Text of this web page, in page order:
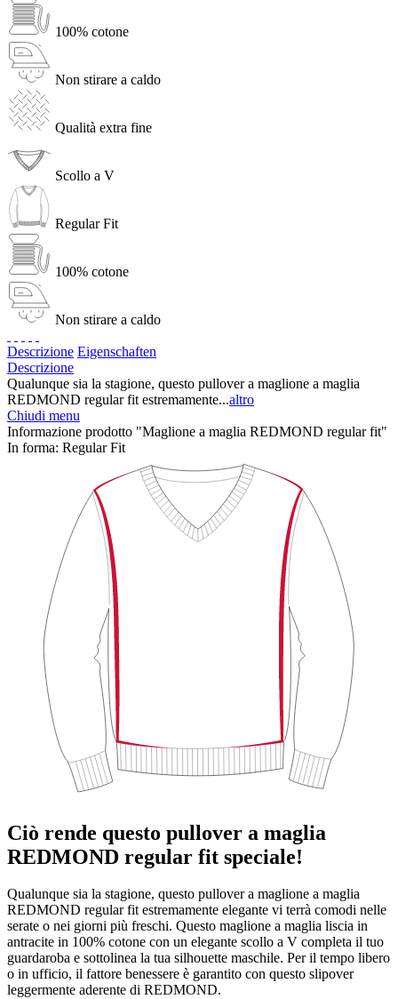
100% cotone
Non stirare a caldo
Qualità extra fine
Scollo a V
Regular Fit
100% cotone
Non stirare a caldo
Descrizione Eigenschaften
Descrizione
Qualunque sia la stagione, questo pullover a maglione a maglia
REDMOND regular fit estremamente...altro
Chiudi menu
Informazione prodotto "Maglione a maglia REDMOND regular fit"
In forma: Regular Fit
Ciò rende questo pullover a maglia
REDMOND regular fit speciale!
Qualunque sia la stagione, questo pullover a maglione a maglia
REDMOND regular fit estremamente elegante vi terrà comodi nelle
serate o nei giorni più freschi. Questo maglione a maglia liscia in
antracite in 100% cotone con un elegante scollo a V completa il tuo
guardaroba e sottolinea la tua silhouette maschile. Per il tempo libero
o in ufficio, il fattore benessere è garantito con questo slipover
leggermente aderente di REDMOND.